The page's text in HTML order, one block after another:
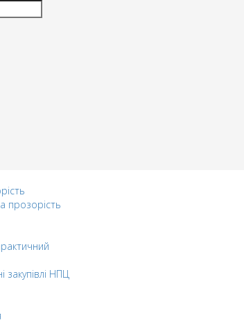
прозорість
закупівлі НПЦ